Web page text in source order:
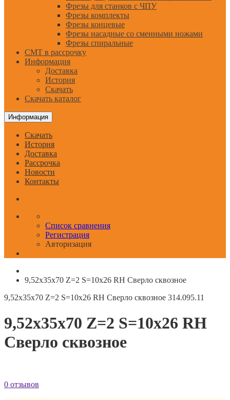
Фрезы для станков с ЧПУ
Фрезы комплекты
Фрезы концевые
Фрезы насадные со сменными ножами
Фрезы спиральные
CMT в рассрочку
Информация
Доставка
История
Скачать
Скачать каталог
Информация
Скачать
История
Доставка
Рассрочка
Новости
Контакты
Список сравнения
Регистрация
Авторизация
9,52x35x70 Z=2 S=10x26 RH Сверло сквозное
9,52x35x70 Z=2 S=10x26 RH Сверло сквозное 314.095.11
9,52x35x70 Z=2 S=10x26 RH
Сверло сквозное
0 отзывов